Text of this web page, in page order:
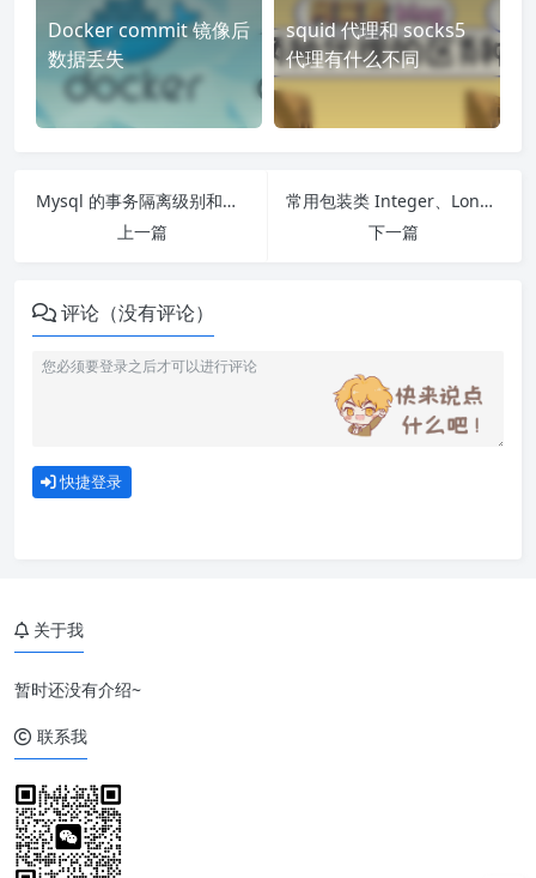
Docker commit 镜像后
数据丢失
squid 代理和 socks5
代理有什么不同
Mysql 的事务隔离级别和事务传播行为详解
上一篇
常用包装类 Integer、Long、Double 的方法及作用
下一篇
评论（没有评论）
快捷登录
关于我
暂时还没有介绍~
联系我